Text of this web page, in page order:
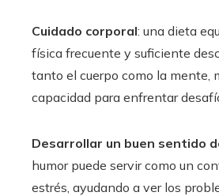
Cuidado corporal: una dieta
física frecuente y suficiente
tanto el cuerpo como la mente,
capacidad para enfrentar
Desarrollar un buen sentido
humor puede servir como un
estrés, ayudando a ver los